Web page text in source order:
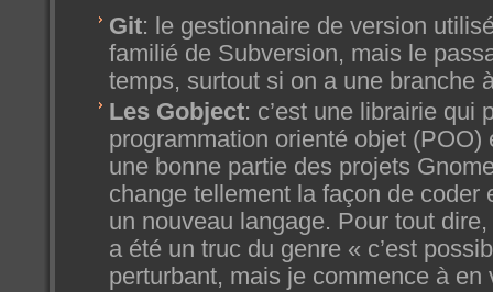
Git: le gestionnaire de version
familié de Subversion, mais le
temps, surtout si on a une branche
Les Gobject: c’est une librairie qui
programmation orienté objet
une bonne partie des projets
change tellement la façon de coder
un nouveau langage. Pour tout
a été un truc du genre « c’est
perturbant, mais je commence à en